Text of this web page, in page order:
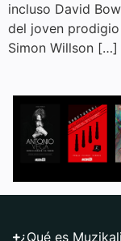
incluso David
del joven
Simon Willson […]
¿Qué es